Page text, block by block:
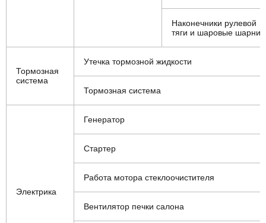
Наконечники рулевой
тяги и шаровые
Тормозная
система
Утечка тормозной жидкости
Тормозная система
Электрика
Генератор
Стартер
Работа мотора стеклоочистителя
Вентилятор печки салона